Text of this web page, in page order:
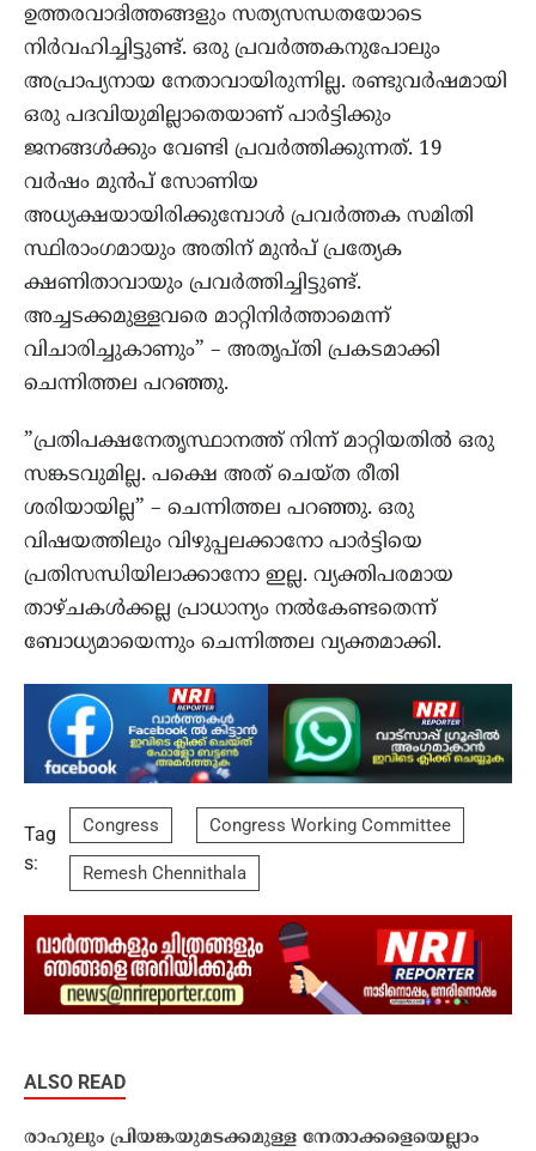
ഉത്തരവാദിത്തങ്ങളും സത്യസന്ധതയോടെ
നിർവഹിച്ചിട്ടുണ്ട്. ഒരു പ്രവർത്തകനുപോലും
അപ്രാപ്യനായ നേതാവായിരുന്നില്ല. രണ്ടുവർഷമായി
ഒരു പദവിയുമില്ലാതെയാണ് പാർട്ടിക്കും
ജനങ്ങൾക്കും വേണ്ടി പ്രവർത്തിക്കുന്നത്. 19
വർഷം മുൻപ് സോണിയ
അധ്യക്ഷയായിരിക്കുമ്പോൾ പ്രവർത്തക സമിതി
സ്ഥിരാംഗമായും അതിന് മുൻപ് പ്രത്യേക
ക്ഷണിതാവായും പ്രവർത്തിച്ചിട്ടുണ്ട്.
അച്ചടക്കമുള്ളവരെ മാറ്റിനിർത്താമെന്ന്
വിചാരിച്ചുകാണും” – അതൃപ്തി പ്രകടമാക്കി
ചെന്നിത്തല പറഞ്ഞു.
”പ്രതിപക്ഷനേതൃസ്ഥാനത്ത് നിന്ന് മാറ്റിയതിൽ ഒരു
സങ്കടവുമില്ല. പക്ഷെ അത് ചെയ്ത രീതി
ശരിയായില്ല” – ചെന്നിത്തല പറഞ്ഞു. ഒരു
വിഷയത്തിലും വിഴുപ്പലക്കാനോ പാർട്ടിയെ
പ്രതിസന്ധിയിലാക്കാനോ ഇല്ല. വ്യക്തിപരമായ
താഴ്ചകൾക്കല്ല പ്രാധാന്യം നൽകേണ്ടതെന്ന്
ബോധ്യമായെന്നും ചെന്നിത്തല വ്യക്തമാക്കി.
Tag
s:
Congress Congress Working Committee
Remesh Chennithala
ALSO READ
രാഹുലും പ്രിയങ്കയുമടക്കമുള്ള നേതാക്കളെയെല്ലാം